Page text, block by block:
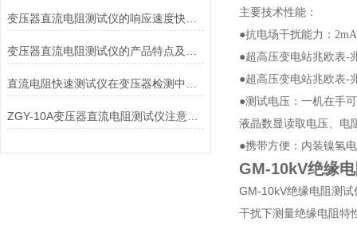
变压器直流电阻测试仪的响应速度快、保护功能*
ZGY-10A变压器直流电阻测试仪注意事项
主要技术性能：
●抗电场干扰能力：
●超高压变电站兆欧表-
●超高压变电站兆欧表-
●测试电压：一机在手
液晶数显读取电压、电
●携带方便：内装镍氢
GM-10kV绝缘
GM-10kV绝缘电阻测试
干扰下测量绝缘电阻特